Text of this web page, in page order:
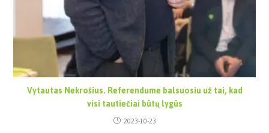
Vytautas Nekrošius. Referendume balsuosiu už tai, kad
visi tautiečiai būtų lygūs
2023-10-23